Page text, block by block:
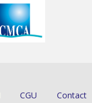
CGU Contact